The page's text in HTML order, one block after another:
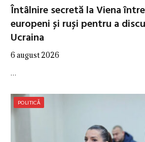
Întâlnire secretă la Viena
europeni și ruși pentru a
Ucraina
6 august 2026
…
POLITICĂ